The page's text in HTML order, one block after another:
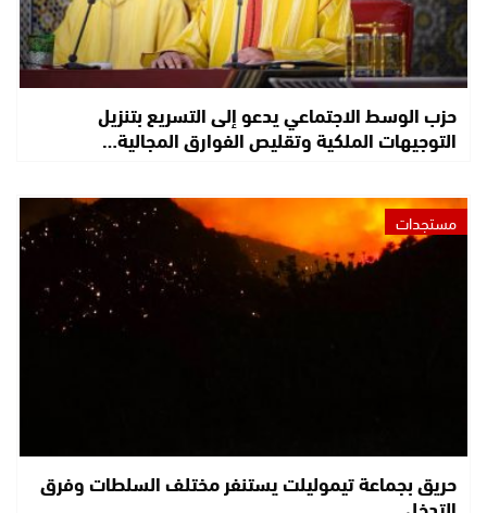
حزب الوسط الاجتماعي يدعو إلى التسريع بتنزيل
التوجيهات الملكية وتقليص الفوارق المجالية…
مستجدات
حريق بجماعة تيموليلت يستنفر مختلف السلطات وفرق